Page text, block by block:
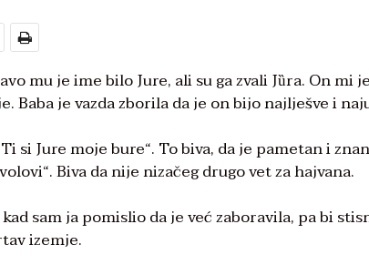
mu je ime bilo Jure, ali su ga zvali Jȕra. On mi
Baba je vazda zborila da je on bijo najlješve i
si Jure moje bure“. To biva, da je pametan i
Biva da nije nizačeg drugo vet za hajvana.
sam ja pomislio da je već zaboravila, pa bi
izemje.